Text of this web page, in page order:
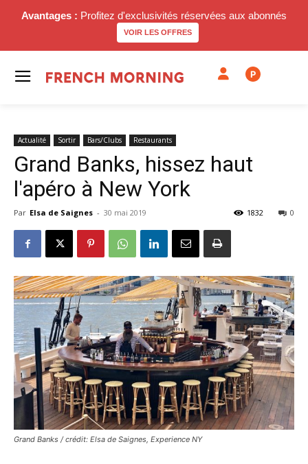
Avantages : Profitez d'exclusivités réservées aux abonnés
VOIR LES OFFRES
P
Actualité Sortir Bars/Clubs Restaurants
Grand Banks, hissez haut
l'apéro à New York
Par Elsa de Saignes - 30 mai 2019 0
1832
Grand Banks / crédit: Elsa de Saignes, Experience NY